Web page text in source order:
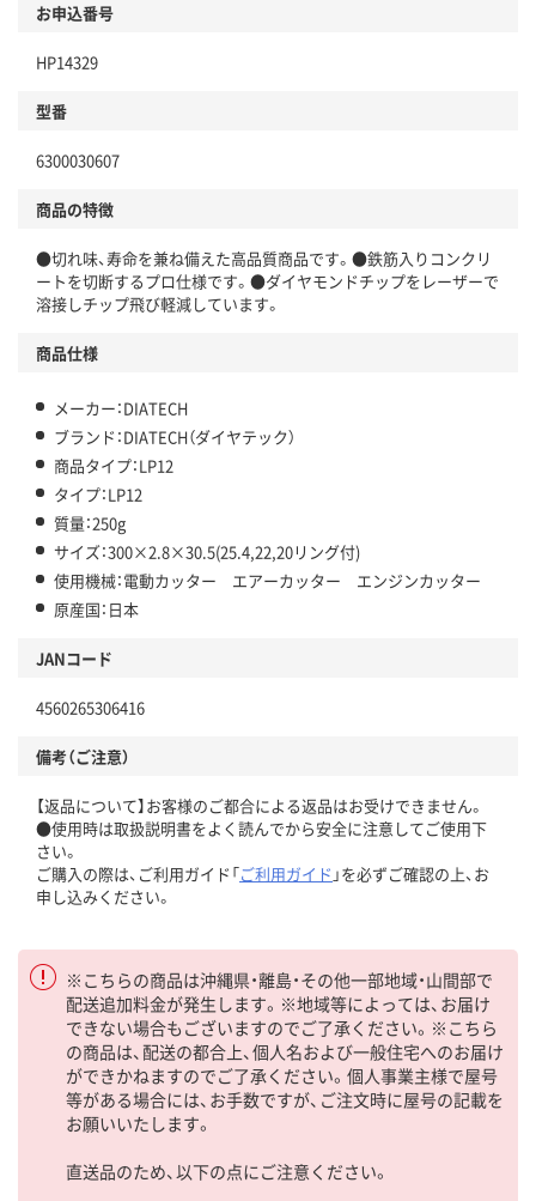
お申込番号
HP14329
型番
6300030607
商品の特徴
●切れ味、寿命を兼ね備えた高品質商品です。●鉄筋入りコンクリ
ートを切断するプロ仕様です。●ダイヤモンドチップをレーザーで
溶接しチップ飛び軽減しています。
商品仕様
メーカー：DIATECH
ブランド：DIATECH（ダイヤテック）
商品タイプ：LP12
タイプ：LP12
質量：250g
サイズ：300×2.8×30.5(25.4,22,20リング付)
使用機械：電動カッター エアーカッター エンジンカッター
原産国：日本
JANコード
4560265306416
備考（ご注意）
【返品について】お客様のご都合による返品はお受けできません。
●使用時は取扱説明書をよく読んでから安全に注意してご使用下
さい。
ご購入の際は、ご利用ガイド「ご利用ガイド 」を必ずご確認の上、お
申し込みください。
※こちらの商品は沖縄県・離島・その他一部地域・山間部で
配送追加料金が発生します。※地域等によっては、お届け
できない場合もございますのでご了承ください。※こちら
の商品は、配送の都合上、個人名および一般住宅へのお届け
ができかねますのでご了承ください。個人事業主様で屋号
等がある場合には、お手数ですが、ご注文時に屋号の記載を
お願いいたします。
直送品のため、以下の点にご注意ください。